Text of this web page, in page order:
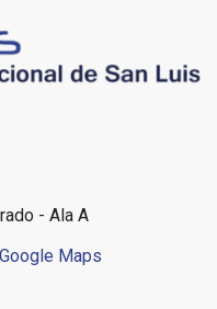
- Ala A
Maps